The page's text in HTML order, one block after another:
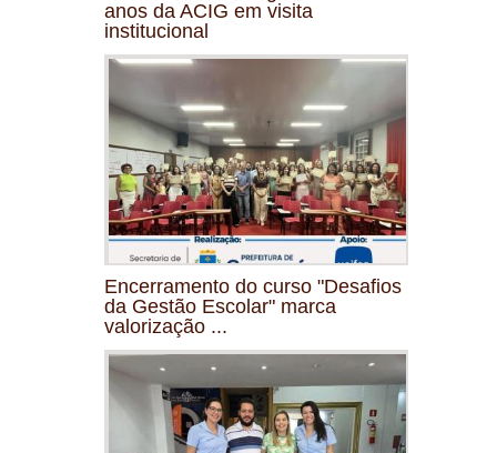
anos da ACIG em visita
institucional
Encerramento do curso "Desafios
da Gestão Escolar" marca
valorização ...